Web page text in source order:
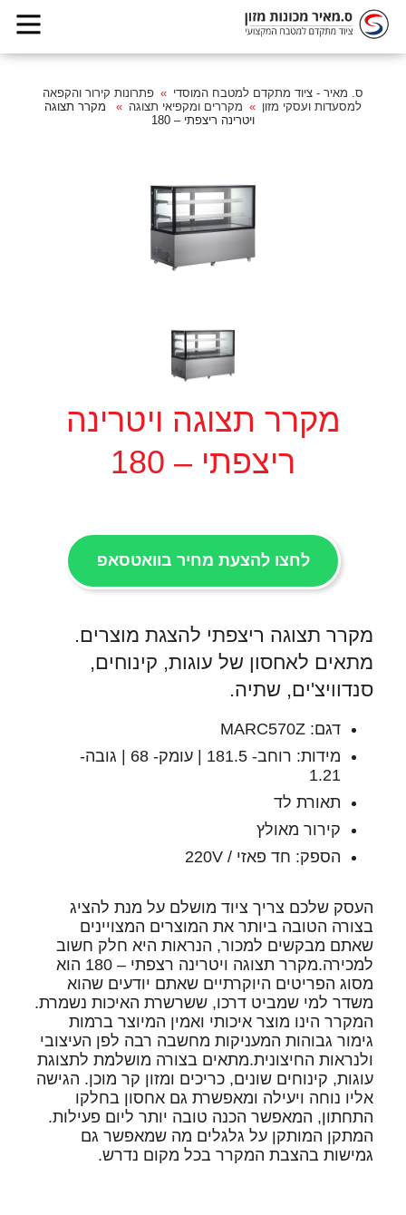
ס. מאיר - ציוד מתקדם למטבח המוסדי
פתרונות קירור והקפאה
למסעדות ועסקי מזון
מקררים ומקפיאי תצוגה
מקרר תצוגה
ויטרינה ריצפתי – 180
מקרר תצוגה ויטרינה
ריצפתי – 180
לחצו להצעת מחיר בוואטסאפ
מקרר תצוגה ריצפתי להצגת מוצרים.
מתאים לאחסון של עוגות, קינוחים,
סנדוויצ'ים, שתיה.
דגם: MARC570Z
מידות: רוחב- 181.5 | עומק- 68 | גובה-
1.21
תאורת לד
קירור מאולץ
הספק: חד פאזי / 220V
העסק שלכם צריך ציוד מושלם על מנת להציג
בצורה הטובה ביותר את המוצרים המצויינים
שאתם מבקשים למכור, הנראות היא חלק חשוב
למכירה.מקרר תצוגה ויטרינה רצפתי – 180 הוא
מסוג הפריטים היוקרתיים שאתם יודעים שהוא
משדר למי שמביט דרכו, ששרשרת האיכות נשמרת.
המקרר הינו מוצר איכותי ואמין המיוצר ברמות
גימור גבוהות המעניקות מחשבה רבה לפן העיצובי
ולנראות החיצונית.מתאים בצורה מושלמת לתצוגת
עוגות, קינוחים שונים, כריכים ומזון קר מוכן. הגישה
אליו נוחה ויעילה ומאפשרת גם אחסון בחלקו
התחתון, המאפשר הכנה טובה יותר ליום פעילות.
המתקן המותקן על גלגלים מה שמאפשר גם
גמישות בהצבת המקרר בכל מקום נדרש.